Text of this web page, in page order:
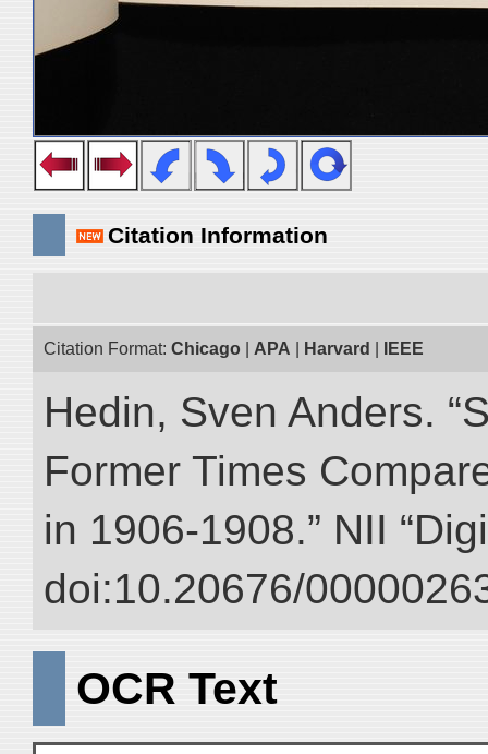
Citation Information
Citation Format: Chicago APA Harvard IEEE
Hedin, Sven Anders.
Former Times
in 1906-1908.” NII
doi:10.20676/
OCR Text